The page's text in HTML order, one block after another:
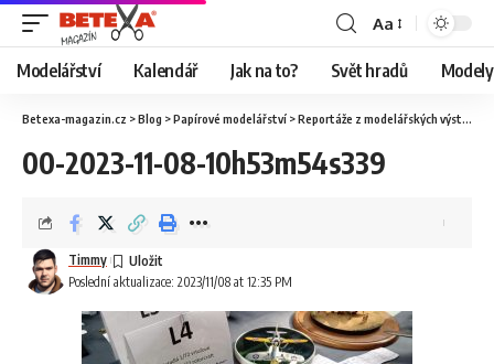
Aa
Modelářství Kalendář Jak na to? Svět hradů
Betexa-magazin.cz >Blog >Papírové modelářství >Reportáže z modelářských výstav
00-2023-11-08-10h53m54s339
Poslední aktualizace: 2023/11/08 at 12:35 PM
Timmy